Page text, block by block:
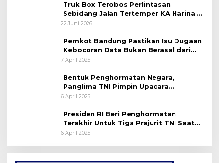
Truk Box Terobos Perlintasan
Sebidang Jalan Tertemper KA Harina di
Jalan Stasiun Poncol-Jrakah Semarang
22 Juni 2026
Pemkot Bandung Pastikan Isu Dugaan
Kebocoran Data Bukan Berasal dari
Server Disdukcapil
7 April 2026
Bentuk Penghormatan Negara,
Panglima TNI Pimpin Upacara
Pemakaman Militer
6 April 2026
Presiden RI Beri Penghormatan
Terakhir Untuk Tiga Prajurit TNI Saat
Persemayaman di Bandara Soekarno-
6 April 2026